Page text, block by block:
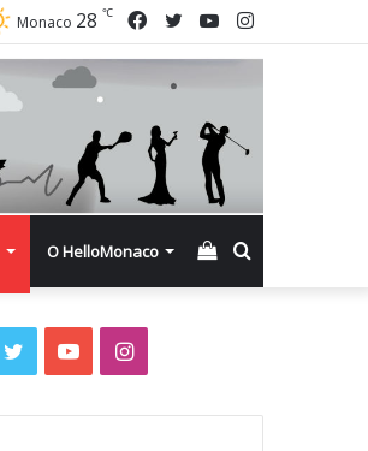
Instagram
YouTube
Twitter
Facebook
Monaco 28 ℃
О HelloMonaco Смотреть
TwitterYouTubeInstagram